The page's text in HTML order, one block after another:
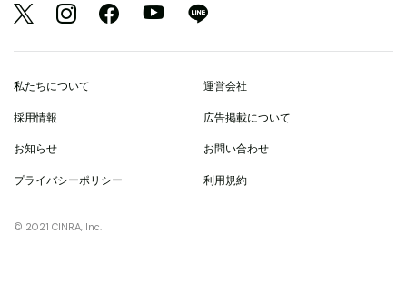
私たちについて 運営会社
採用情報 広告掲載について
お知らせ お問い合わせ
プライバシーポリシー 利用規約
© 2021 CINRA, Inc.